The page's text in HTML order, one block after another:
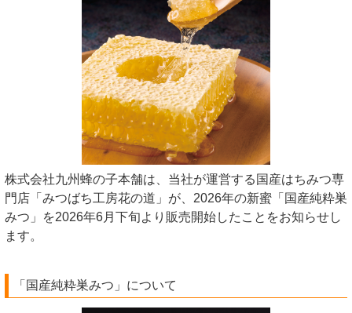
株式会社九州蜂の子本舗は、当社が運営する国産はちみつ専
門店「みつばち工房花の道」が、2026年の新蜜「国産純粋巣
みつ」を2026年6月下旬より販売開始したことをお知らせし
ます。
「国産純粋巣みつ」について